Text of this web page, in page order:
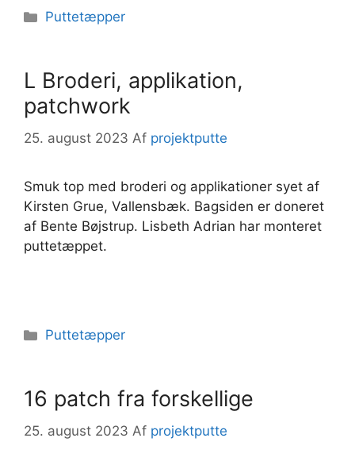
Kategorier
Puttetæpper
L Broderi, applikation,
patchwork
25. august 2023 Af projektputte
Smuk top med broderi og applikationer syet af
Kirsten Grue, Vallensbæk. Bagsiden er doneret
af Bente Bøjstrup. Lisbeth Adrian har monteret
puttetæppet.
Kategorier
Puttetæpper
16 patch fra forskellige
25. august 2023 Af projektputte